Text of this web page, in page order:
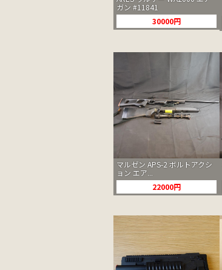
ガン #11841
30000円
マルゼン APS-2 ボルトアクシ
ョン エア...
22000円